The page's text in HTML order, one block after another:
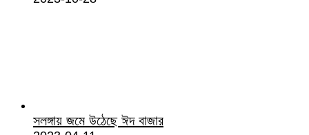
সলঙ্গায় জমে উঠেছে ঈদ বাজার